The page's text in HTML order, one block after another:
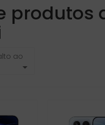
produtos
ao
